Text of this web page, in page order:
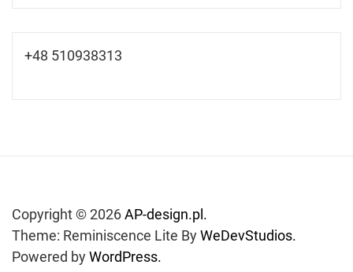
+48 510938313
Copyright © 2026AP-design.pl.
Theme: Reminiscence Lite ByWeDevStudios.
Powered byWordPress.